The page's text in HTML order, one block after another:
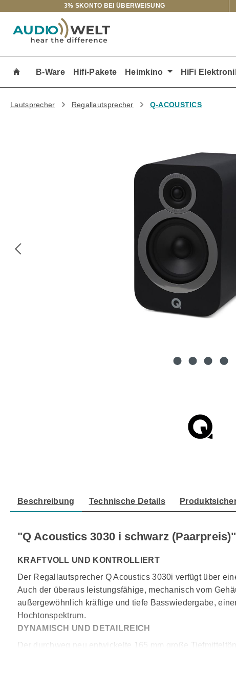
Hauptinhalt springen
Zur Suche springen
Zur Hauptnavigation springen
3% SKONTO BEI ÜBERWEISUNG
B-Ware Hifi-Pakete Heimkino HiFi
Lautsprecher Regallautsprecher Q-ACOUSTICS
Beschreibung Technische Details
"Q Acoustics 3030 i schwarz (Paarpreis)"
KRAFTVOLL UND KONTROLLIERT
Der Regallautsprecher Q Acoustics 3030i verfügt über
Auch der überaus leistungsfähige, mechanisch vom
außergewöhnlich kräftige und tiefe Basswiedergabe,
Hochtonspektrum.
DYNAMISCH UND DETAILREICH
Der durchweg neu entwickelte 165 mm große
ausgehenden Schwingungen. Auf diese Weise ist eine